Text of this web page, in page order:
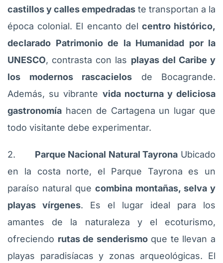
castillos y calles empedradas te transportan a la
época colonial. El encanto del centro histórico,
declarado Patrimonio de la Humanidad por la
UNESCO, contrasta con las playas del Caribe y
los modernos rascacielos de Bocagrande.
Además, su vibrante vida nocturna y deliciosa
gastronomía hacen de Cartagena un lugar que
todo visitante debe experimentar.
2. Parque Nacional Natural Tayrona Ubicado
en la costa norte, el Parque Tayrona es un
paraíso natural que combina montañas, selva y
playas vírgenes. Es el lugar ideal para los
amantes de la naturaleza y el ecoturismo,
ofreciendo rutas de senderismoque te llevan a
playas paradisíacas y zonas arqueológicas. El